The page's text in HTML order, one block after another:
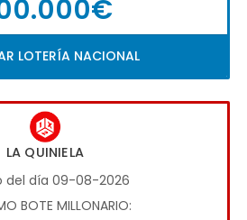
LOTERÍA NACIONAL
LA QUINIELA
del día 09-08-2026
BOTE MILLONARIO: